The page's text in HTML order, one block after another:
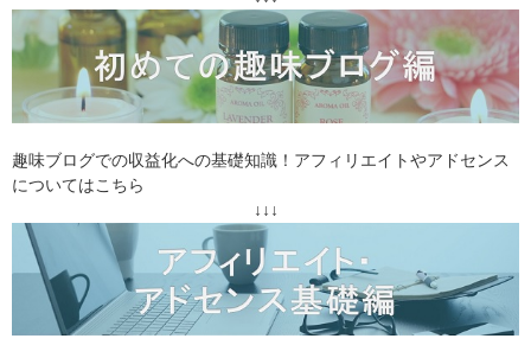
趣味ブログでの収益化への基礎知識！アフィリエイトやアドセンス
についてはこちら
↓↓↓